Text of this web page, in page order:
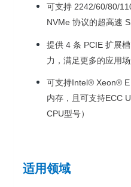
可支持 2242/60/80/
NVMe 协议的超高速
提供 4 条 PCIE 扩展
力，满足更多的应用
可支持Intel® Xeon®
内存，且可支持ECC
CPU型号）
适用领域